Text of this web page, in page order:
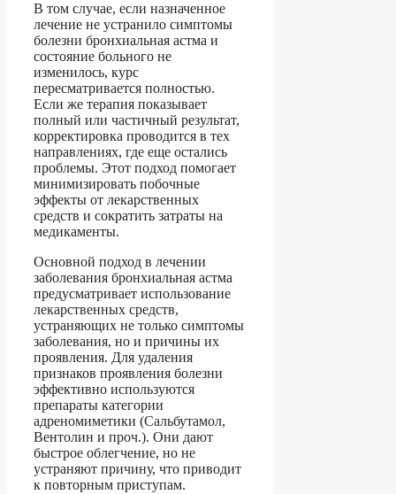
В том случае, если назначенное
лечение не устранило симптомы
болезни бронхиальная астма и
состояние больного не
изменилось, курс
пересматривается полностью.
Если же терапия показывает
полный или частичный результат,
корректировка проводится в тех
направлениях, где еще остались
проблемы. Этот подход помогает
минимизировать побочные
эффекты от лекарственных
средств и сократить затраты на
медикаменты.
Основной подход в лечении
заболевания бронхиальная астма
предусматривает использование
лекарственных средств,
устраняющих не только симптомы
заболевания, но и причины их
проявления. Для удаления
признаков проявления болезни
эффективно используются
препараты категории
адреномиметики (Сальбутамол,
Вентолин и проч.). Они дают
быстрое облегчение, но не
устраняют причину, что приводит
к повторным приступам.